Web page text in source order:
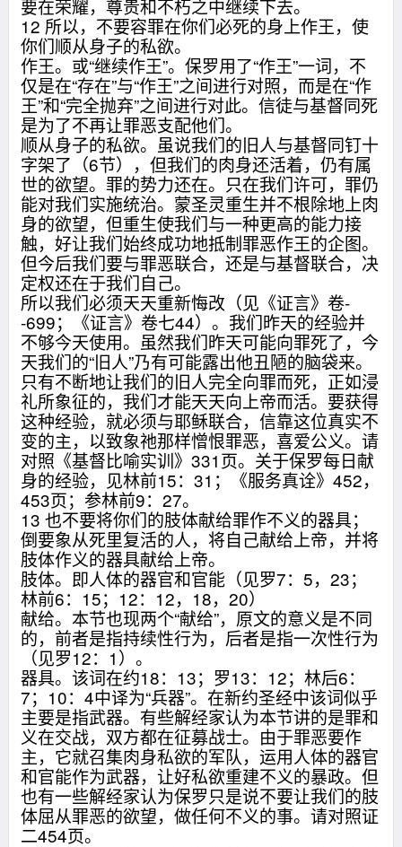
要在荣耀，尊贵和不朽之中继续下去。
12 所以，不要容罪在你们必死的身上作王，使
你们顺从身子的私欲。
作王。或“继续作王”。保罗用了“作王”一词，不
仅是在“存在”与“作王”之间进行对照，而是在“作
王”和“完全抛弃”之间进行对此。信徒与基督同死
是为了不再让罪恶支配他们。
顺从身子的私欲。虽说我们的旧人与基督同钉十
字架了（6节），但我们的肉身还活着，仍有属
世的欲望。罪的势力还在。只在我们许可，罪仍
能对我们实施统治。蒙圣灵重生并不根除地上肉
身的欲望，但重生使我们与一种更高的能力接
触，好让我们始终成功地抵制罪恶作王的企图。
但今后我们要与罪恶联合，还是与基督联合，决
定权还在于我们自己。
所以我们必须天天重新悔改（见《证言》卷-
-699；《证言》卷七44）。我们昨天的经验并
不够今天使用。虽然我们昨天可能向罪死了，今
天我们的“旧人”乃有可能露出他丑陋的脑袋来。
只有不断地让我们的旧人完全向罪而死，正如浸
礼所象征的，我们才能天天向上帝而活。要获得
这种经验，就必须与耶稣联合，信靠这位真实不
变的主，以致象祂那样憎恨罪恶，喜爱公义。请
对照《基督比喻实训》331页。关于保罗每日献
身的经验，见林前15：31；《服务真诠》452，
453页；参林前9：27。
13 也不要将你们的肢体献给罪作不义的器具；
倒要象从死里复活的人，将自己献给上帝，并将
肢体作义的器具献给上帝。
肢体。即人体的器官和官能（见罗7：5，23；
林前6：15；12：12，18，20）
献给。本节也现两个“献给”，原文的意义是不同
的，前者是指持续性行为，后者是指一次性行为
（见罗12：1）。
器具。该词在约18：13；罗13：12；林后6：
7；10：4中译为“兵器”。在新约圣经中该词似乎
主要是指武器。有些解经家认为本节讲的是罪和
义在交战，双方都在征募战士。由于罪恶要作
主，它就召集肉身私欲的军队，运用人体的器官
和官能作为武器，让好私欲重建不义的暴政。但
也有一些解经家认为保罗只是说不要让我们的肢
体屈从罪恶的欲望，做任何不义的事。请对照证
二454页。